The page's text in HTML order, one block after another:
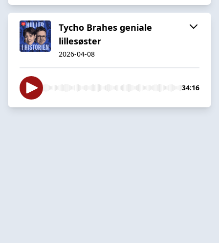
Tycho Brahes geniale
lillesøster
2026-04-08
34:16